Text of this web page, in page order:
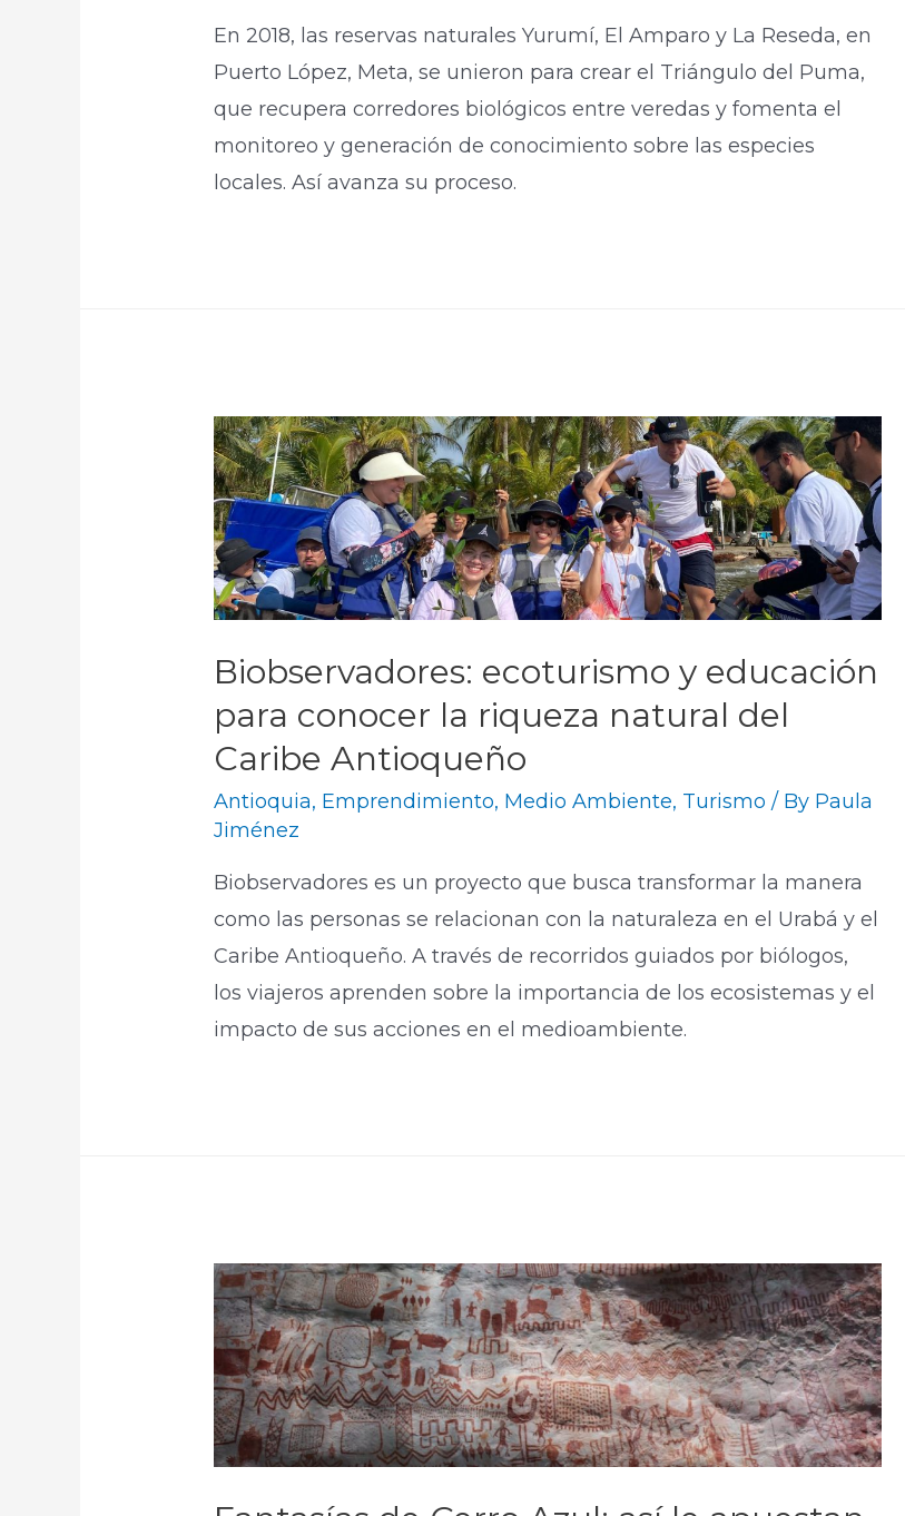
En 2018, las reservas naturales Yurumí, El Amparo y La Reseda, en
Puerto López, Meta, se unieron para crear el Triángulo del Puma,
que recupera corredores biológicos entre veredas y fomenta el
monitoreo y generación de conocimiento sobre las especies
locales. Así avanza su proceso. ​
Biobservadores: ecoturismo y educación
para conocer la riqueza natural del
Caribe Antioqueño
Antioquia, Emprendimiento, Medio Ambiente, Turismo / By Paula
Jiménez
Biobservadores es un proyecto que busca transformar la manera
como las personas se relacionan con la naturaleza en el Urabá y el
Caribe Antioqueño. A través de recorridos guiados por biólogos,
los viajeros aprenden sobre la importancia de los ecosistemas y el
impacto de sus acciones en el medioambiente.​